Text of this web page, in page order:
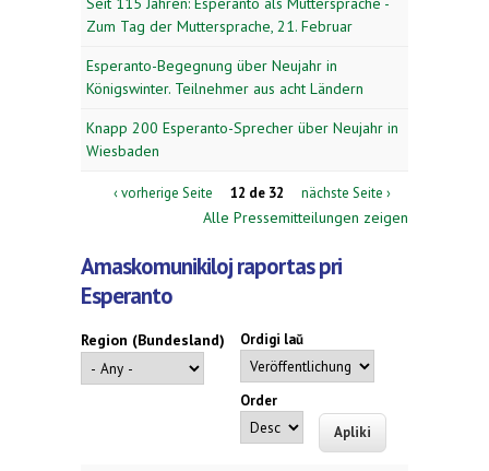
Zum Tag der Muttersprache, 21. Februar
Esperanto-Begegnung über Neujahr in
Königswinter. Teilnehmer aus acht Ländern
Knapp 200 Esperanto-Sprecher über Neujahr in
Wiesbaden
‹ vorherige Seite 12 de 32 nächste Seite ›
Alle Pressemitteilungen zeigen
Amaskomunikiloj raportas pri
Esperanto
Region (Bundesland) Ordigi laŭ
Order